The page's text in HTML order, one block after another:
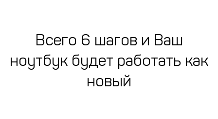
Всего 6 шагов и Ваш
ноутбук будет работать как
новый